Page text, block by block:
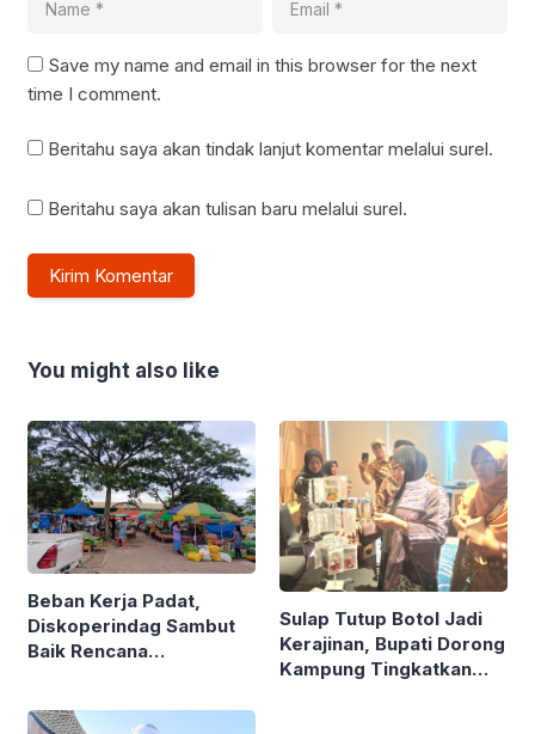
Save my name and email in this browser for the next
time I comment.
Beritahu saya akan tindak lanjut komentar melalui surel.
Beritahu saya akan tulisan baru melalui surel.
You might also like
Beban Kerja Padat,
Diskoperindag Sambut
Baik Rencana
Sulap Tutup Botol Jadi
Kerajinan, Bupati Dorong
Kampung Tingkatkan